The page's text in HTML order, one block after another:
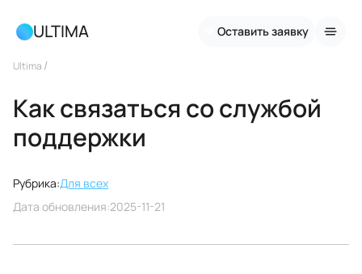
ULTIMA Оставить заявку
Ultima /
Как связаться со службой
поддержки
Рубрика:Для всех
Дата обновления:2025-11-21